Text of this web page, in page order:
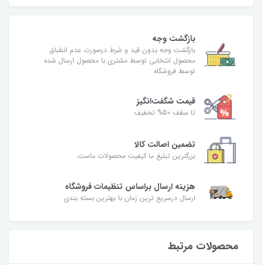
بازگشت وجه
بازگشت وجه بدون قید و شرط درصورت عدم انطباق
محصول انتخابی توسط مشتری با محصول ارسال شده
توسط فروشگاه
قیمت شگفت‌انگیز
تا سقف 50% تخفیف
تضمین اصالت کالا
بزرگترین تبلیغ ما کیفیت محصولات ماست.
هزینه ارسال براساس تنظیمات فروشگاه
ارسال درسریع ترین زمان با بهترین بسته بندی
محصولات مرتبط